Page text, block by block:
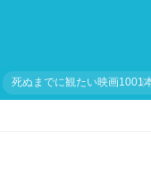
死ぬまでに観たい映画1001